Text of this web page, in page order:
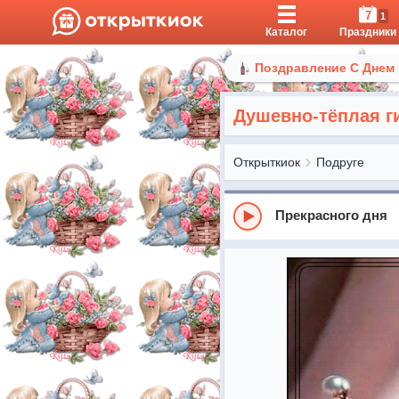
Каталог
7 1
Праздники
Поздравление С
Душевно-тёплая
Открыткиок Подруге
Прекрасного дня